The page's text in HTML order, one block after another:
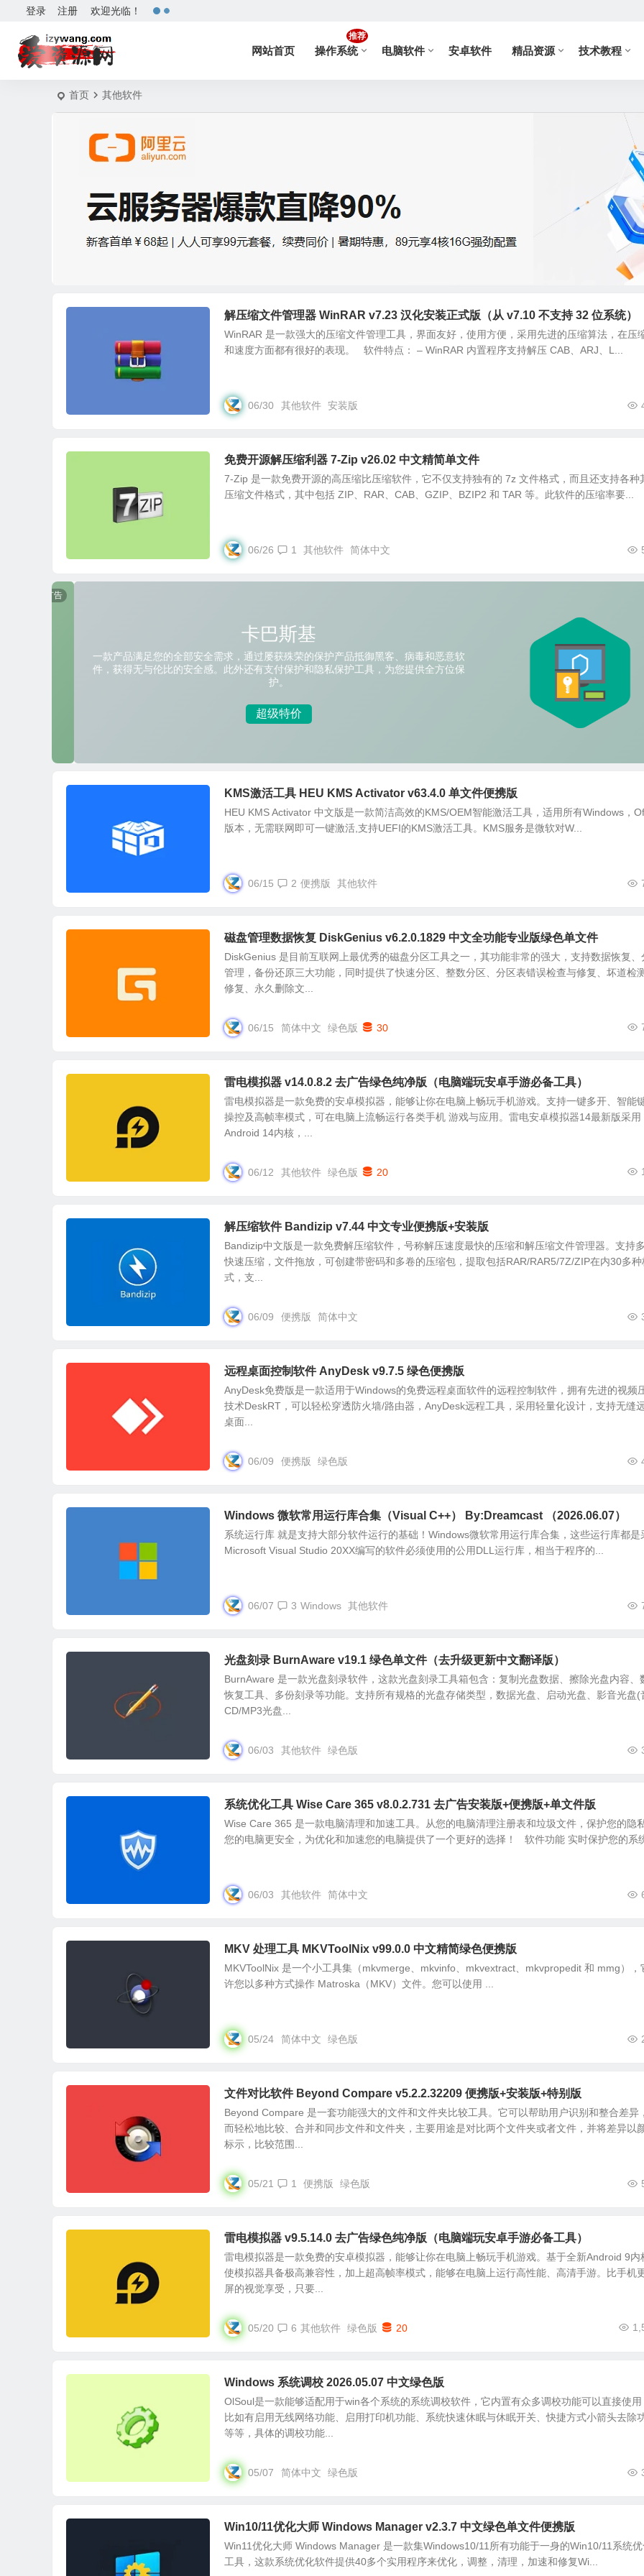
欢迎光临！
登录 注册
网站首页 操作系统
推荐
电脑软件 安卓软件 精品资源 技术教程
首页 其他软件
解压缩文件管理器 WinRAR v7.23 汉化安装正式版（从 v7.10 不支持 32 位系统）
WinRAR 是一款强大的压缩文件管理工具，界面友好，使用方便，采用先进的压缩算法，在压
和速度方面都有很好的表现。 软件特点： – WinRAR 内置程序支持解压 CAB、ARJ、L...
06/30 其他软件 安装版
免费开源解压缩利器 7-Zip v26.02 中文精简单文件
7-Zip 是一款免费开源的高压缩比压缩软件，它不仅支持独有的 7z 文件格式，而且还支持各种
压缩文件格式，其中包括 ZIP、RAR、CAB、GZIP、BZIP2 和 TAR 等。此软件的压缩率要...
06/26 1 其他软件 简体中文
KMS激活工具 HEU KMS Activator v63.4.0 单文件便携版
HEU KMS Activator 中文版是一款简洁高效的KMS/OEM智能激活工具，适用所有Windows，
版本，无需联网即可一键激活,支持UEFI的KMS激活工具。KMS服务是微软对W...
06/15 2 便携版 其他软件
磁盘管理数据恢复 DiskGenius v6.2.0.1829 中文全功能专业版绿色单文件
DiskGenius 是目前互联网上最优秀的磁盘分区工具之一，其功能非常的强大，支持数据恢复、
管理，备份还原三大功能，同时提供了快速分区、整数分区、分区表错误检查与修复、坏道检
修复、永久删除文...
06/15 简体中文 绿色版 30
雷电模拟器 v14.0.8.2 去广告绿色纯净版（电脑端玩安卓手游必备工具）
雷电模拟器是一款免费的安卓模拟器，能够让你在电脑上畅玩手机游戏。支持一键多开、智能
操控及高帧率模式，可在电脑上流畅运行各类手机 游戏与应用。雷电安卓模拟器14最新版采用
Android 14内核，...
06/12 其他软件 绿色版 20
解压缩软件 Bandizip v7.44 中文专业便携版+安装版
Bandizip中文版是一款免费解压缩软件，号称解压速度最快的压缩和解压缩文件管理器。支持
快速压缩，文件拖放，可创建带密码和多卷的压缩包，提取包括RAR/RAR5/7Z/ZIP在内30多种
式，支...
06/09 便携版 简体中文
远程桌面控制软件 AnyDesk v9.7.5 绿色便携版
AnyDesk免费版是一款适用于Windows的免费远程桌面软件的远程控制软件，拥有先进的视频
技术DeskRT，可以轻松穿透防火墙/路由器，AnyDesk远程工具，采用轻量化设计，支持无缝
桌面...
06/09 便携版 绿色版
Windows 微软常用运行库合集（Visual C++） By:Dreamcast （2026.06.07）
系统运行库 就是支持大部分软件运行的基础！Windows微软常用运行库合集，这些运行库都是
Microsoft Visual Studio 20XX编写的软件必须使用的公用DLL运行库，相当于程序的...
06/07 3 Windows 其他软件
光盘刻录 BurnAware v19.1 绿色单文件（去升级更新中文翻译版）
BurnAware 是一款光盘刻录软件，这款光盘刻录工具箱包含：复制光盘数据、擦除光盘内容、
恢复工具、多份刻录等功能。支持所有规格的光盘存储类型，数据光盘、启动光盘、影音光盘(
CD/MP3光盘...
06/03 其他软件 绿色版
系统优化工具 Wise Care 365 v8.0.2.731 去广告安装版+便携版+单文件版
Wise Care 365 是一款电脑清理和加速工具。从您的电脑清理注册表和垃圾文件，保护您的隐
您的电脑更安全，为优化和加速您的电脑提供了一个更好的选择！ 软件功能 实时保护您的系
06/03 其他软件 简体中文
MKV 处理工具 MKVToolNix v99.0.0 中文精简绿色便携版
MKVToolNix 是一个小工具集（mkvmerge、mkvinfo、mkvextract、mkvpropedit 和 mmg），
许您以多种方式操作 Matroska（MKV）文件。您可以使用 ...
05/24 简体中文 绿色版
文件对比软件 Beyond Compare v5.2.2.32209 便携版+安装版+特别版
Beyond Compare 是一套功能强大的文件和文件夹比较工具。它可以帮助用户识别和整合差异
而轻松地比较、合并和同步文件和文件夹，主要用途是对比两个文件夹或者文件，并将差异以
标示，比较范围...
05/21 1 便携版 绿色版
雷电模拟器 v9.5.14.0 去广告绿色纯净版（电脑端玩安卓手游必备工具）
雷电模拟器是一款免费的安卓模拟器，能够让你在电脑上畅玩手机游戏。基于全新Android 9内
使模拟器具备极高兼容性，加上超高帧率模式，能够在电脑上运行高性能、高清手游。比手机
屏的视觉享受，只要...
05/20 6 其他软件 绿色版 20
Windows 系统调校 2026.05.07 中文绿色版
OlSoul是一款能够适配用于win各个系统的系统调校软件，它内置有众多调校功能可以直接使用
比如有启用无线网络功能、启用打印机功能、系统快速休眠与休眠开关、快捷方式小箭头去除
等等，具体的调校功能...
05/07 简体中文 绿色版
Win10/11优化大师 Windows Manager v2.3.7 中文绿色单文件便携版
Win11优化大师 Windows Manager 是一款集Windows10/11所有功能于一身的Win10/11系统
工具，这款系统优化软件提供40多个实用程序来优化，调整，清理，加速和修复Wi...